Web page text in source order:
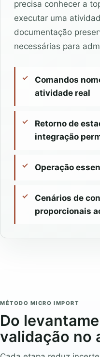
precisa conhecer a
executar uma
documentação
necessárias para
Comandos
atividade real
Retorno de
integração
Operação
Cenários de
proporcionais
MÉTODO MICRO IMPORT
Do
validação no